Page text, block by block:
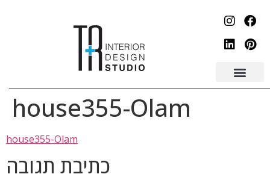
house355-Olam
house355-Olam
כתיבת תגובה